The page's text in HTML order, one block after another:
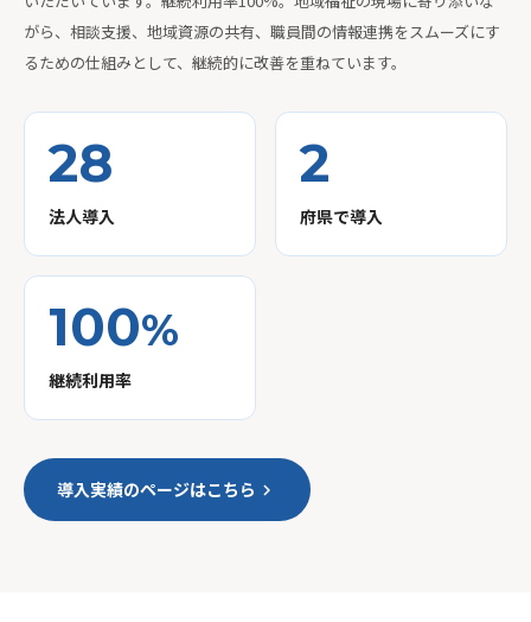
がら、相談支援、地域資源の共有、職員間の情報連携をスムーズにす
るための仕組みとして、継続的に改善を重ねています。
28
法人導入
2
府県で導入
100%
継続利用率
導入実績のページはこちら keyboard_arrow_right